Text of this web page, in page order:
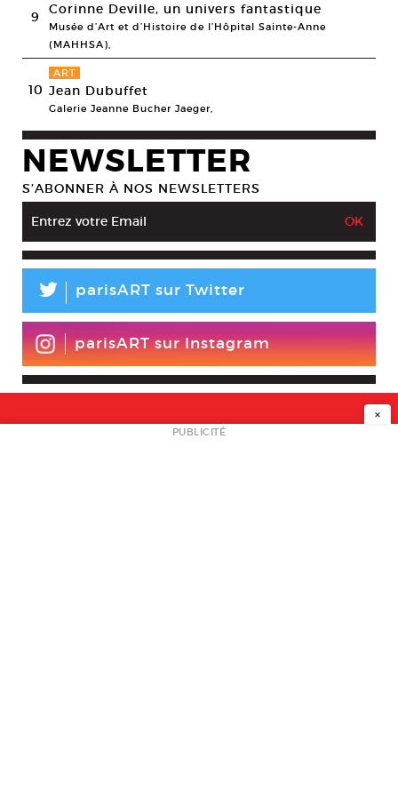
9 Corinne Deville, un univers fantastique
Musée d’Art et d’Histoire de l’Hôpital Sainte-Anne
(MAHHSA),
10
ART
Jean Dubuffet
Galerie Jeanne Bucher Jaeger,
NEWSLETTER
S’ABONNER À NOS NEWSLETTERS
L parisART sur Twitter
parisART sur Instagram
NEWSLETTER
×
PUBLICITÉ